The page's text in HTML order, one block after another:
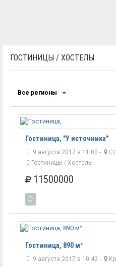
ГОСТИНИЦЫ / ХОСТЕЛЫ
Все регионы
Гостиница, "У источника"
9 августа 2017 в 11:00 -
Гостиницы / Хостелы
11500000
Гостиница, 890 м²
9 августа 2017 в 10:42 -